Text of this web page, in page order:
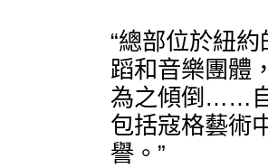
“總部位於紐
蹈和音樂團體
為之傾倒……
包括寇格藝術
譽。”